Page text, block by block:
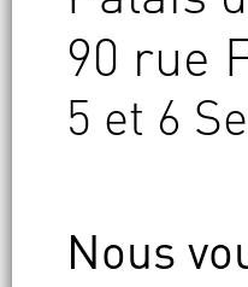
90 rue
5 et 6
Nous